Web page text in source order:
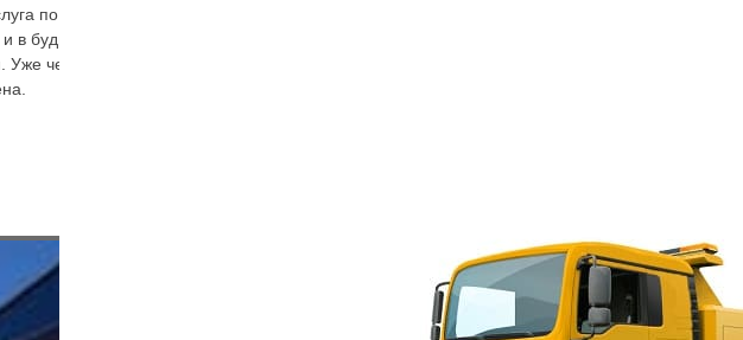
по лицензии, с гарантией. Без перерывов и выходных работаем, круглосуточно и
и в будни. Машина будет в надёжных руках, если заказать
через пару минут эвакуатор выедет к месту и вскоре начнётся транспортировка.